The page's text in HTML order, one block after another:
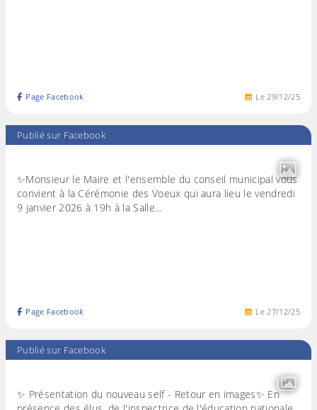
Le29/12/25
Page Facebook
Publié sur Facebook
✨Monsieur le Maire et l'ensemble du conseil municipal vous
convient à la Cérémonie des Voeux qui aura lieu le vendredi
9 janvier 2026 à 19h à la Salle…
Le27/12/25
Page Facebook
Publié sur Facebook
✨ Présentation du nouveau self - Retour en images✨ En